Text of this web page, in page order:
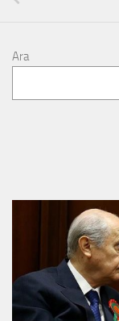
Ara